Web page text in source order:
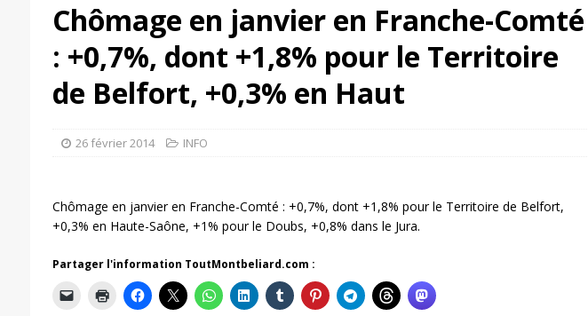
Chômage en janvier en Franche-Comté
: +0,7%, dont +1,8% pour le Territoire
de Belfort, +0,3% en Haut
26 février 2014 INFO
Chômage en janvier en Franche-Comté : +0,7%, dont +1,8% pour le Territoire de Belfort,
+0,3% en Haute-Saône, +1% pour le Doubs, +0,8% dans le Jura.
Partager l'information ToutMontbeliard.com :